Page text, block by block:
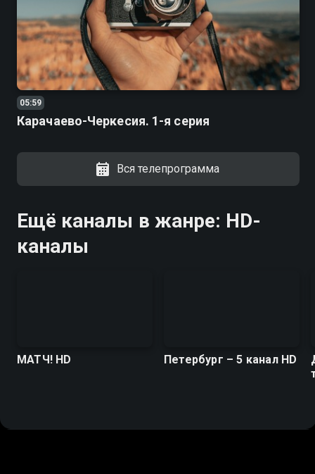
05:59
Карачаево-Черкесия. 1-я серия
Вся телепрограмма
Ещё каналы в жанре: HD-
каналы
МАТЧ! HD Петербург – 5 канал HD